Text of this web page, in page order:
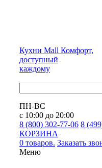
Кухни Mall Комфорт,
доступный
каждому
ПН-ВС
с 10:00 до 20:00
8 (800) 302-77-06 8
КОРЗИНА
0 товаров. Заказать
Меню